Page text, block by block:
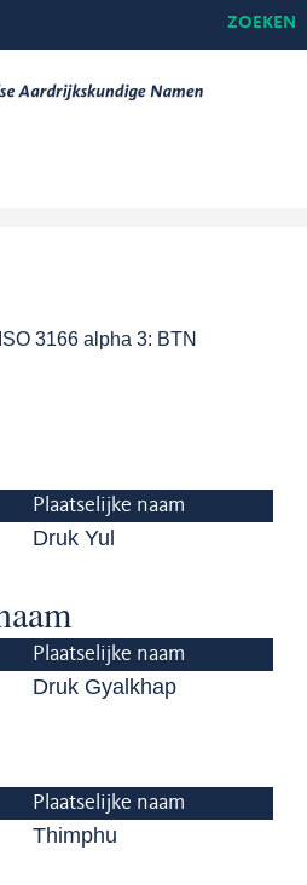
ZOEKEN
ISO 3166 alpha 3: BTN
Plaatselijke naam
Druk Yul
Plaatselijke naam
Druk Gyalkhap
Plaatselijke naam
Thimphu